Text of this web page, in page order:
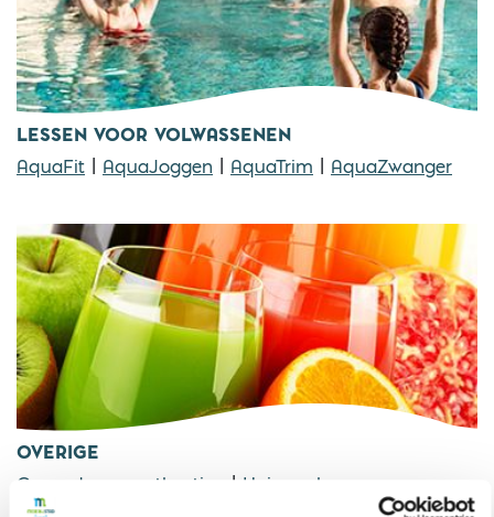
LESSEN VOOR VOLWASSENEN
AquaFit AquaJoggen AquaTrim AquaZwanger
OVERIGE
Gezondere sportkantine | Huisregels